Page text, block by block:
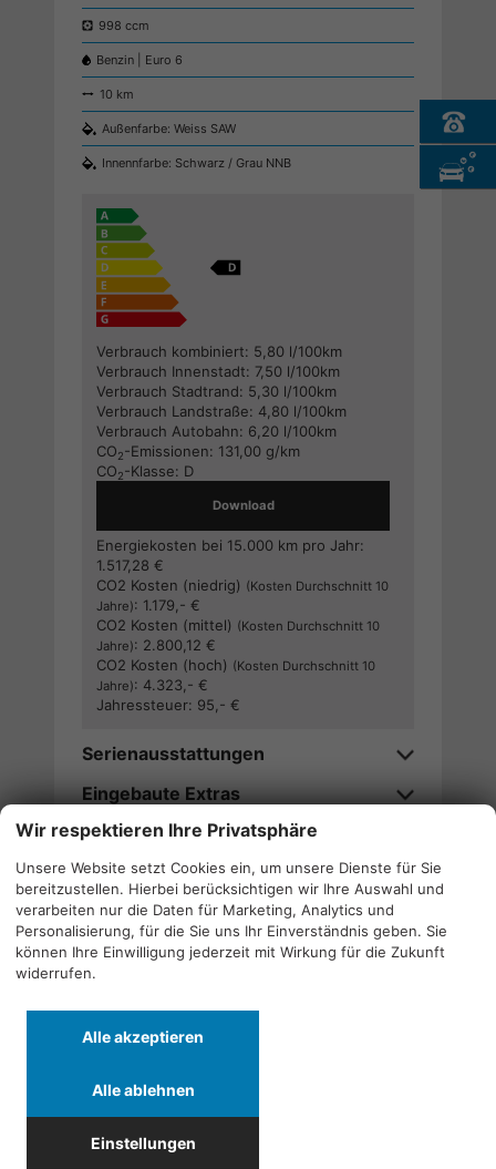
998 ccm
Benzin | Euro 6
10 km
Außenfarbe: Weiss SAW
Innennfarbe: Schwarz / Grau NNB
Verbrauch kombiniert: 5,80 l/100km
Verbrauch Innenstadt: 7,50 l/100km
Verbrauch Stadtrand: 5,30 l/100km
Verbrauch Landstraße: 4,80 l/100km
Verbrauch Autobahn: 6,20 l/100km
CO2-Emissionen: 131,00 g/km
CO2-Klasse: D
Download
Energiekosten bei 15.000 km pro Jahr:
1.517,28 €
CO2 Kosten (niedrig) (Kosten Durchschnitt 10
Jahre): 1.179,- €
CO2 Kosten (mittel) (Kosten Durchschnitt 10
Jahre): 2.800,12 €
CO2 Kosten (hoch) (Kosten Durchschnitt 10
Jahre): 4.323,- €
Jahressteuer: 95,- €
Serienausstattungen
Eingebaute Extras
Wir rufen Sie an
Alle
von
Romeo
anzeigen
Quicklinks
Wir respektieren Ihre Privatsphäre
Unsere Website setzt Cookies ein, um unsere Dienste für Sie
bereitzustellen. Hierbei berücksichtigen wir Ihre Auswahl und
verarbeiten nur die Daten für Marketing, Analytics und
Personalisierung, für die Sie uns Ihr Einverständnis geben. Sie
können Ihre Einwilligung jederzeit mit Wirkung für die Zukunft
widerrufen.
Alle akzeptieren
Alle ablehnen
Einstellungen